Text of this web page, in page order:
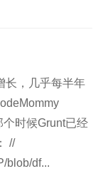
长，几乎每半年
时候Grunt已经
//
blob/df...